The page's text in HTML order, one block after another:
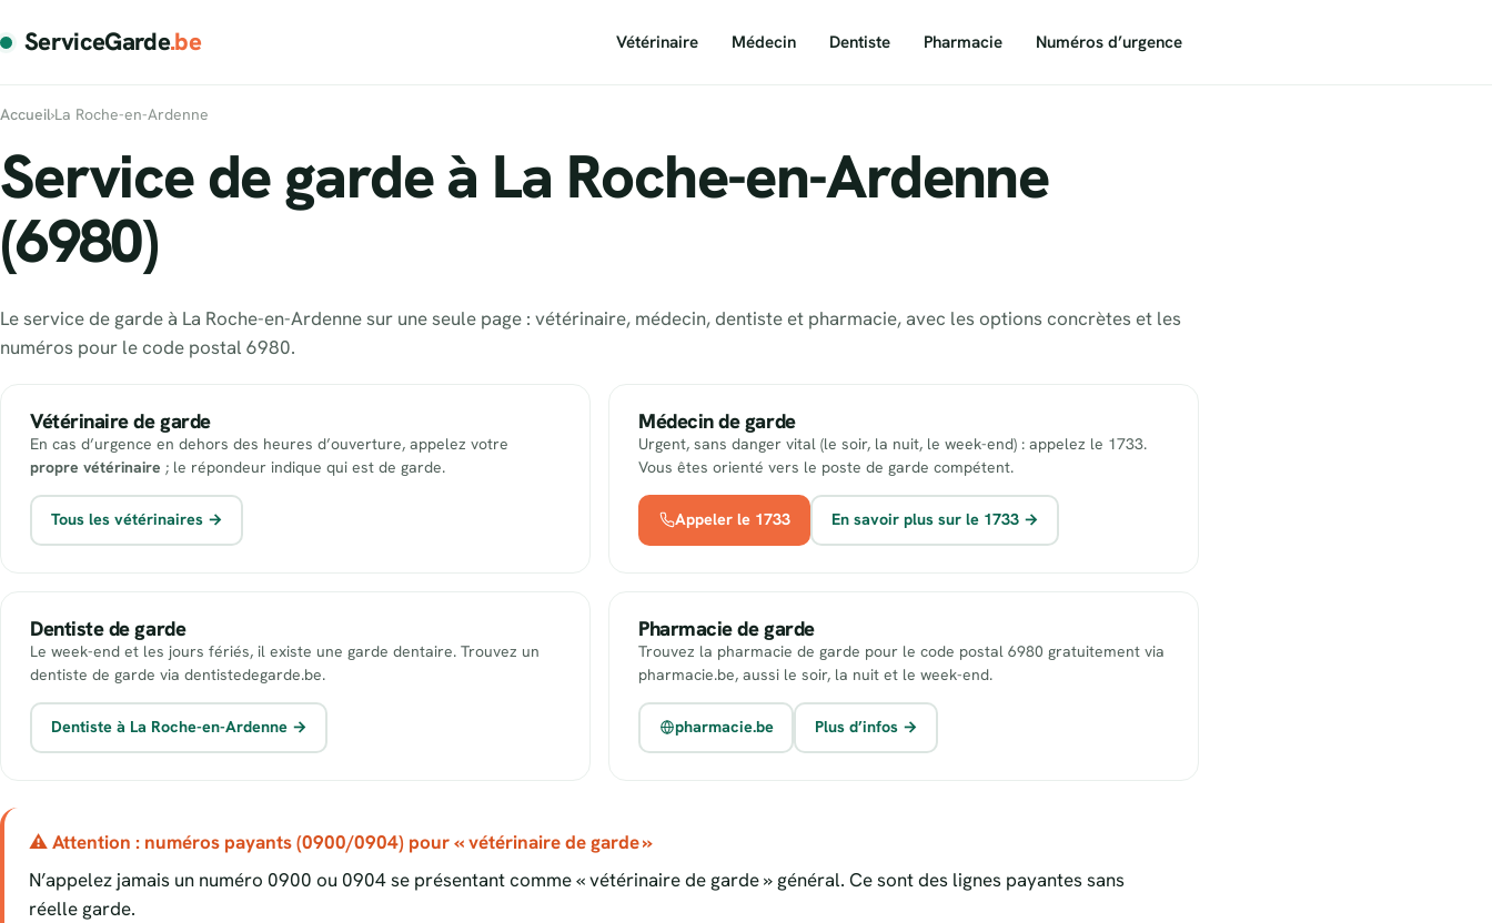
ServiceGarde.be Vétérinaire Médecin Dentiste Pharmacie Numéros d’urgence
Accueil›La Roche-en-Ardenne
Service de garde à La Roche-en-Ardenne
(6980)
Le service de garde à La Roche-en-Ardenne sur une seule page : vétérinaire, médecin, dentiste et pharmacie, avec les options concrètes et les
numéros pour le code postal 6980.
Vétérinaire de garde
En cas d’urgence en dehors des heures d’ouverture, appelez votre
propre vétérinaire ; le répondeur indique qui est de garde.
Tous les vétérinaires →
Médecin de garde
Urgent, sans danger vital (le soir, la nuit, le week-end) : appelez le 1733.
Vous êtes orienté vers le poste de garde compétent.
Appeler le 1733 En savoir plus sur le 1733 →
Dentiste de garde
Le week-end et les jours fériés, il existe une garde dentaire. Trouvez un
dentiste de garde via dentistedegarde.be.
Dentiste à La Roche-en-Ardenne →
Pharmacie de garde
Trouvez la pharmacie de garde pour le code postal 6980 gratuitement via
pharmacie.be, aussi le soir, la nuit et le week-end.
pharmacie.be Plus d’infos →
⚠ Attention : numéros payants (0900/0904) pour « vétérinaire de garde »
N’appelez jamais un numéro 0900 ou 0904 se présentant comme « vétérinaire de garde » général. Ce sont des lignes payantes sans
réelle garde.